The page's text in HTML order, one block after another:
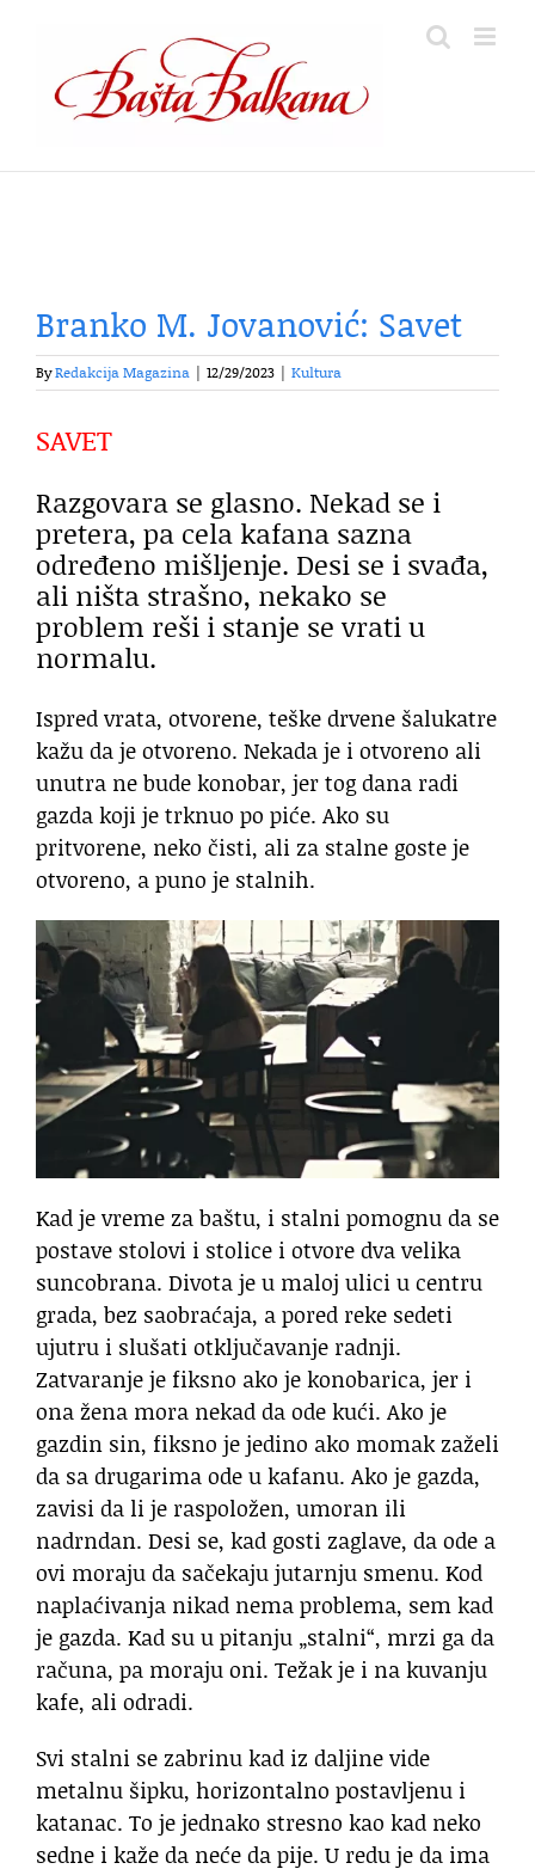
content
Branko M. Jovanović: Savet
ByRedakcija Magazina 12/29/2023 Kultura
SAVET
Razgovara se glasno. Nekad se i
pretera, pa cela kafana sazna
određeno mišljenje. Desi se i svađa,
ali ništa strašno, nekako se
problem reši i stanje se vrati u
normalu.
Ispred vrata, otvorene, teške drvene šalukatre
kažu da je otvoreno. Nekada je i otvoreno ali
unutra ne bude konobar, jer tog dana radi
gazda koji je trknuo po piće. Ako su
pritvorene, neko čisti, ali za stalne goste je
otvoreno, a puno je stalnih.
Kad je vreme za baštu, i stalni pomognu da se
postave stolovi i stolice i otvore dva velika
suncobrana. Divota je u maloj ulici u centru
grada, bez saobraćaja, a pored reke sedeti
ujutru i slušati otključavanje radnji.
Zatvaranje je fiksno ako je konobarica, jer i
ona žena mora nekad da ode kući. Ako je
gazdin sin, fiksno je jedino ako momak zaželi
da sa drugarima ode u kafanu. Ako je gazda,
zavisi da li je raspoložen, umoran ili
nadrndan. Desi se, kad gosti zaglave, da ode a
ovi moraju da sačekaju jutarnju smenu. Kod
naplaćivanja nikad nema problema, sem kad
je gazda. Kad su u pitanju „stalni“, mrzi ga da
računa, pa moraju oni. Težak je i na kuvanju
kafe, ali odradi.
Svi stalni se zabrinu kad iz daljine vide
metalnu šipku, horizontalno postavljenu i
katanac. To je jednako stresno kao kad neko
sedne i kaže da neće da pije. U redu je da ima